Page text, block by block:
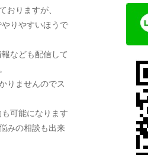
おりますが、
りやすいほうで
なども配信して
りませんのでス
可能になります
みの相談も出来